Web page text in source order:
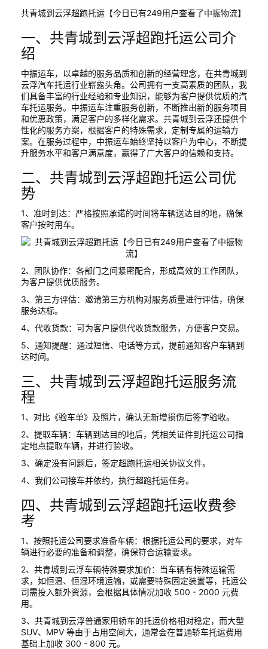
共青城到云浮超跑托运【今日已有249用户查看了中振物流】
一、共青城到云浮超跑托运公司介
绍
中振运车，以卓越的服务品质和创新的经营理念，在共青城到
云浮汽车托运行业崭露头角。公司拥有一支高素质的团队，我
们具备丰富的行业经验和专业知识，能够为客户提供优质的汽
车托运服务。中振运车注重服务创新，不断推出新的服务项目
和优惠政策，满足客户的多样化需求。共青城到云浮还提供个
性化的服务方案，根据客户的特殊需求，定制专属的运输方
案。在服务过程中，中振运车始终坚持以客户为中心，不断提
升服务水平和客户满意度，赢得了广大客户的信赖和支持。
二、共青城到云浮超跑托运公司优
势
1、准时到达：严格按照承诺的时间将车辆送达目的地，确保
客户按时用车。
2、团队协作：各部门之间紧密配合，形成高效的工作团队，
为客户提供优质服务。
3、第三方评估：邀请第三方机构对服务质量进行评估，确保
服务达标。
4、代收货款：可为客户提供代收货款服务，方便客户交易。
5、通知提醒：通过短信、电话等方式，提前通知客户车辆到
达时间。
三、共青城到云浮超跑托运服务流
程
1、对比《验车单》及照片，确认无新增损伤后签字验收。
2、提取车辆：车辆到达目的地后，凭相关证件到托运公司指
定地点提取车辆，并进行验收。
3、确定没有问题后，签定超跑托运相关协议文件。
4、我们公司接车并依约，执行超跑托运任务。
四、共青城到云浮超跑托运收费参
考
1、按照托运公司要求准备车辆：根据托运公司的要求，对车
辆进行必要的准备和调整，确保符合运输要求。
2、共青城到云浮车辆特殊要求加价：当车辆有特殊运输需
求，如恒温、恒湿环境运输，或需要特殊固定装置等，托运公
司需投入额外资源，会根据具体情况加收 500 - 2000 元费
用。
3、共青城到云浮普通家用轿车的托运价格相对稳定，而大型
SUV、MPV 等由于占用空间大，通常会在普通轿车托运费用
基础上加收 300 - 800 元。